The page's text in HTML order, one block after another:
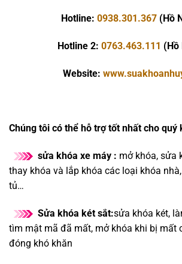
Hotline: 0938.301.367 (Hồ
Hotline 2: 0763.463.111 (Hồ
Website:
Chúng tôi có thể hỗ trợ tốt nhất cho quý
sửa khóa xe máy : mở khóa, sửa
thay khóa và lắp khóa các loại khóa
tủ…
Sửa khóa két sắt:sửa khóa két,
tìm mật mã đã mất, mở khóa khi bị mất
đóng khó khăn